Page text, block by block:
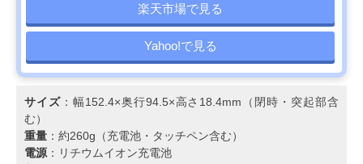
楽天市場で見る
Yahoo!で見る
サイズ：幅152.4×奥行94.5×高さ18.4mm（閉時・突起部含
む）
重量 ：約260g（充電池・タッチペン含む）
電源 ：リチウムイオン充電池